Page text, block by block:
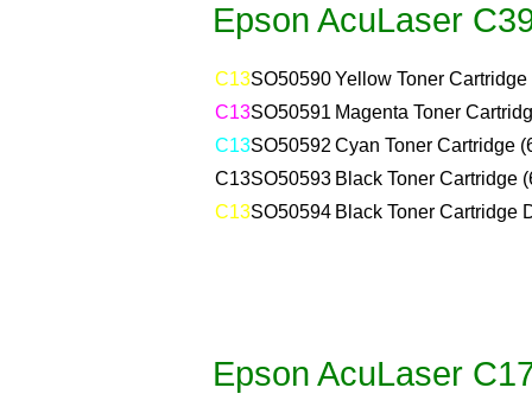
Epson AcuLaser
C13SO50590Yellow Toner
C13SO50591 Magenta Toner
C13SO50592 Cyan Toner Cartridge
C13SO50593 Black Toner Cartridge
C13SO50594 Black Toner Cartridge
Epson AcuLaser